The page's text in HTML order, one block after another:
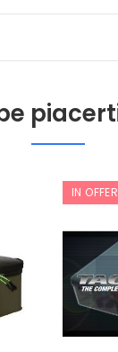
IN